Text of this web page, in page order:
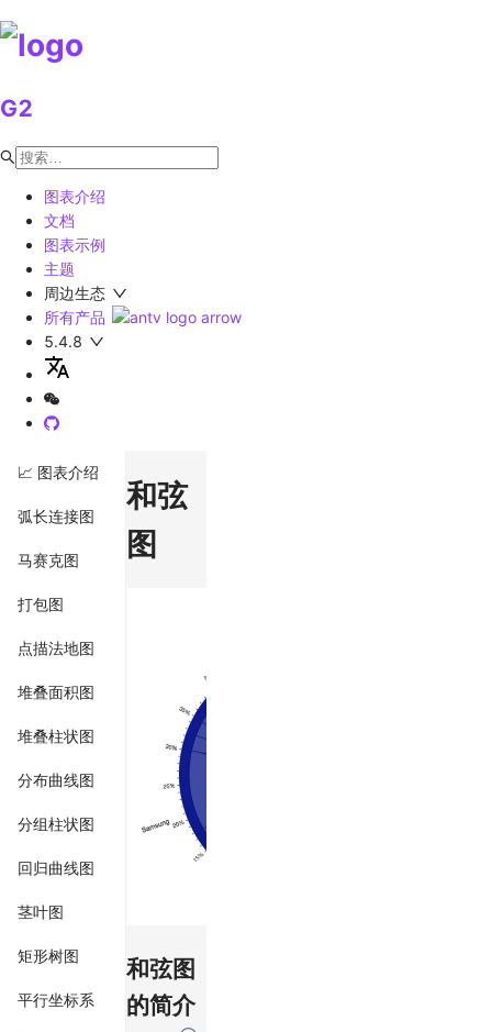
G2
图表介绍
文档
图表示例
主题
周边生态
所有产品
5.4.8
📈 图表介绍
弧长连接图
马赛克图
打包图
点描法地图
堆叠面积图
堆叠柱状图
分布曲线图
分组柱状图
回归曲线图
茎叶图
矩形树图
平行坐标系
和弦
图
和弦图
的简介